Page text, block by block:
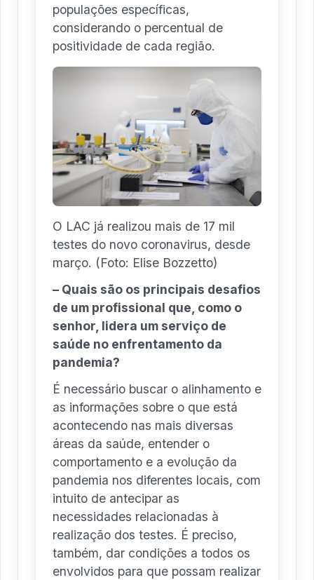
populações específicas,
considerando o percentual de
positividade de cada região.
O LAC já realizou mais de 17 mil
testes do novo coronavirus, desde
março. (Foto: Elise Bozzetto)
– Quais são os principais desafios
de um profissional que, como o
senhor, lidera um serviço de
saúde no enfrentamento da
pandemia?
É necessário buscar o alinhamento e
as informações sobre o que está
acontecendo nas mais diversas
áreas da saúde, entender o
comportamento e a evolução da
pandemia nos diferentes locais, com
intuito de antecipar as
necessidades relacionadas à
realização dos testes. É preciso,
também, dar condições a todos os
envolvidos para que possam realizar